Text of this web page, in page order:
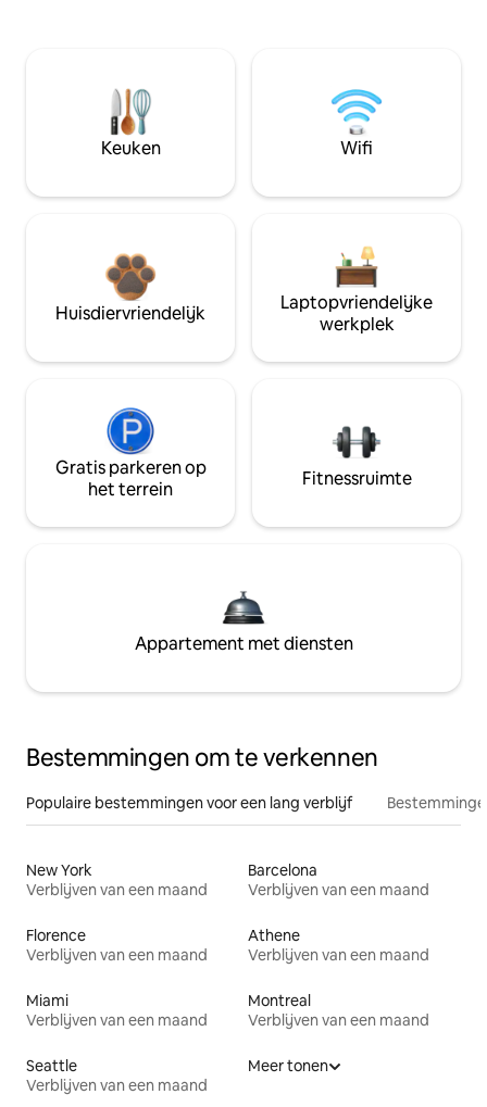
Keuken Wifi
Huisdiervriendelijk
Laptopvriendelijke
werkplek
Gratis parkeren op
het terrein
Fitnessruimte
Appartement met diensten
Bestemmingen om te verkennen
Populaire bestemmingen voor een lang verblijf
New York
Verblijven van een maand
Barcelona
Verblijven van een maand
Florence
Verblijven van een maand
Athene
Verblijven van een maand
Miami
Verblijven van een maand
Montreal
Verblijven van een maand
Seattle
Verblijven van een maand
Meer tonen